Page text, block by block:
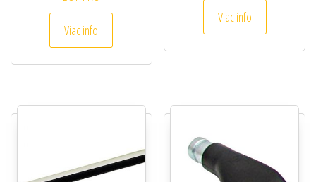
Viac info
Viac info